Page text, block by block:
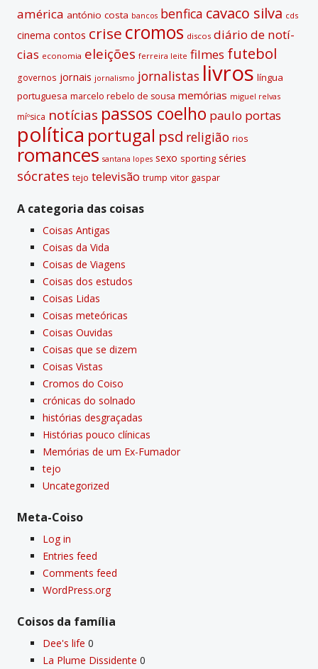
américa antónio costa bancos benfica cavaco silva cds
cinema contos crise cromos discos diário de notí­
cias economia eleições ferreira leite filmes futebol
governos jornais jornalismo jornalistas livros lí­ngua
portuguesa marcelo rebelo de sousa memórias miguel relvas
míºsica notí­cias passos coelho paulo portas
polí­tica portugal psd religião rios
romances santana lopes sexo sporting séries
sócrates tejo televisão trump vitor gaspar
A categoria das coisas
Coisas Antigas
Coisas da Vida
Coisas de Viagens
Coisas dos estudos
Coisas Lidas
Coisas meteóricas
Coisas Ouvidas
Coisas que se dizem
Coisas Vistas
Cromos do Coiso
crónicas do solnado
histórias desgraçadas
Histórias pouco clí­nicas
Memórias de um Ex-Fumador
tejo
Uncategorized
Meta-Coiso
Log in
Entries feed
Comments feed
WordPress.org
Coisos da famí­lia
Dee's life 0
La Plume Dissidente 0